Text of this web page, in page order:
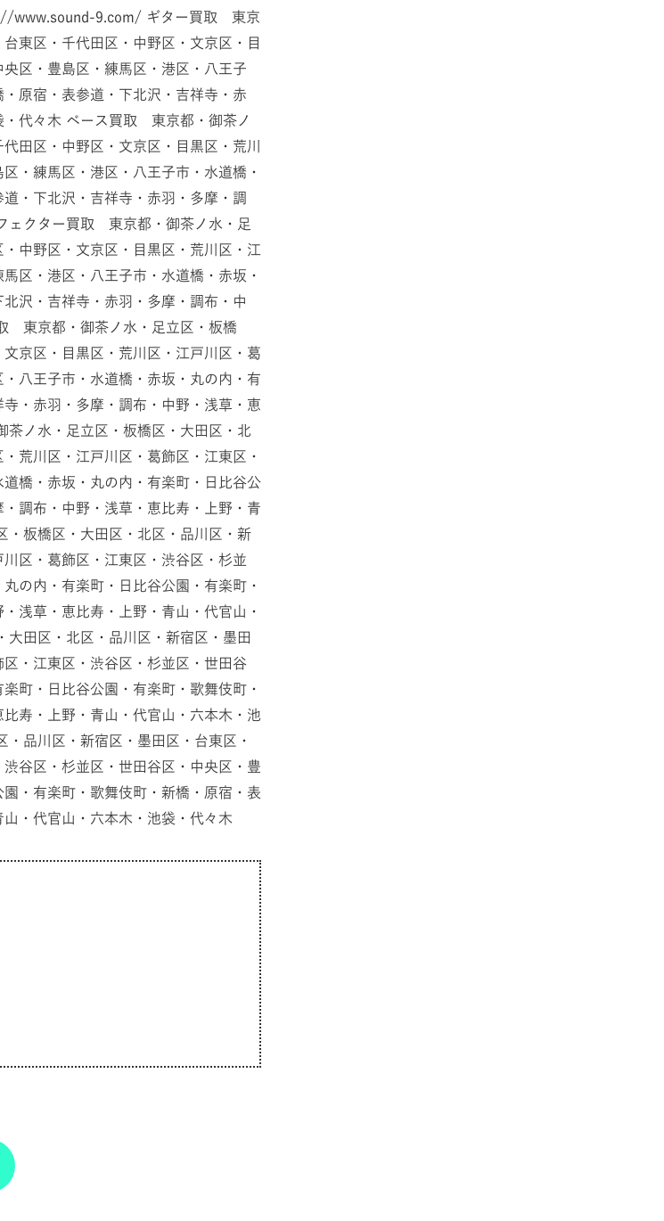
www.sound-9.com/ ギター買取 東京
東区・千代田区・中野区・文京区・目
区・豊島区・練馬区・港区・八王子
原宿・表参道・下北沢・吉祥寺・赤
・代々木 ベース買取 東京都・御茶ノ
田区・中野区・文京区・目黒区・荒川
・練馬区・港区・八王子市・水道橋・
・下北沢・吉祥寺・赤羽・多摩・調
ェクター買取 東京都・御茶ノ水・足
中野区・文京区・目黒区・荒川区・江
区・港区・八王子市・水道橋・赤坂・
沢・吉祥寺・赤羽・多摩・調布・中
東京都・御茶ノ水・足立区・板橋
京区・目黒区・荒川区・江戸川区・葛
八王子市・水道橋・赤坂・丸の内・有
・赤羽・多摩・調布・中野・浅草・恵
ノ水・足立区・板橋区・大田区・北
荒川区・江戸川区・葛飾区・江東区・
橋・赤坂・丸の内・有楽町・日比谷公
調布・中野・浅草・恵比寿・上野・青
板橋区・大田区・北区・品川区・新
区・葛飾区・江東区・渋谷区・杉並
の内・有楽町・日比谷公園・有楽町・
浅草・恵比寿・上野・青山・代官山・
田区・北区・品川区・新宿区・墨田
・江東区・渋谷区・杉並区・世田谷
町・日比谷公園・有楽町・歌舞伎町・
寿・上野・青山・代官山・六本木・池
品川区・新宿区・墨田区・台東区・
谷区・杉並区・世田谷区・中央区・豊
・有楽町・歌舞伎町・新橋・原宿・表
・代官山・六本木・池袋・代々木